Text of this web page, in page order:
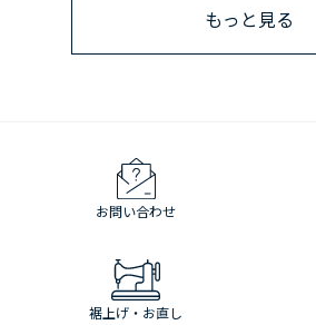
もっと見る
お問い合わせ
裾上げ・お直し